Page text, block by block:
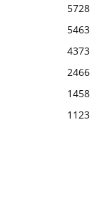
5728
5463
4373
2466
1458
1123